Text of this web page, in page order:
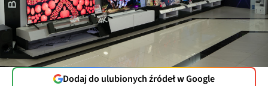
Dodaj do ulubionych źródeł w Google